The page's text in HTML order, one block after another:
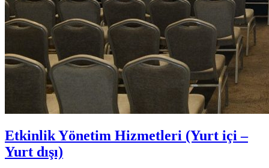
Etkinlik Yönetim Hizmetleri (Yurt içi –
Yurt dışı)